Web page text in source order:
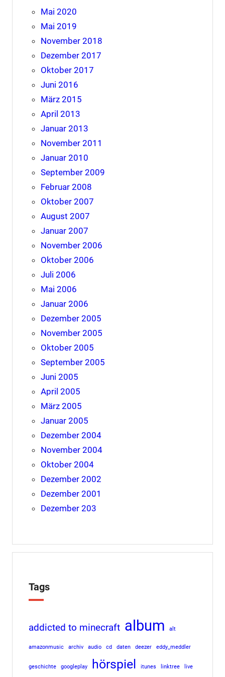
Mai 2020
Mai 2019
November 2018
Dezember 2017
Oktober 2017
Juni 2016
März 2015
April 2013
Januar 2013
November 2011
Januar 2010
September 2009
Februar 2008
Oktober 2007
August 2007
Januar 2007
November 2006
Oktober 2006
Juli 2006
Mai 2006
Januar 2006
Dezember 2005
November 2005
Oktober 2005
September 2005
Juni 2005
April 2005
März 2005
Januar 2005
Dezember 2004
November 2004
Oktober 2004
Dezember 2002
Dezember 2001
Dezember 203
Tags
addicted to minecraft album alt
amazonmusic archiv audio cd daten deezer eddy_meddler
geschichte googleplay hörspiel itunes linktree live